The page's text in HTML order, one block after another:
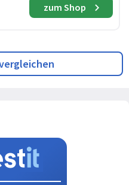
zum Shop